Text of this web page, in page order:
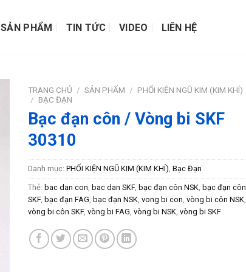
SẢN PHẨM TIN TỨC VIDEO LIÊN HỆ
TRANG CHỦ / SẢN PHẨM / PHỐI KIỆN NGŨ KIM (KIM KHÍ)
/ BẠC ĐẠN
Bạc đạn côn / Vòng bi SKF
30310
Danh mục: PHỐI KIỆN NGŨ KIM (KIM KHÍ), Bạc Đạn
Thẻ: bac dan con, bac dan SKF, bạc đạn côn NSK, bạc đạn côn
SKF, bạc đạn FAG, bạc đạn NSK, vong bi con, vòng bi côn NSK,
vòng bi côn SKF, vòng bi FAG, vòng bi NSK, vòng bi SKF